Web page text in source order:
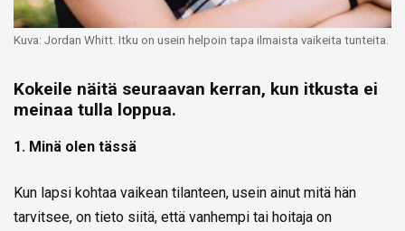
Kuva: Jordan Whitt. Itku on usein helpoin tapa ilmaista vaikeita tunteita.
Kokeile näitä seuraavan kerran, kun itkusta ei
meinaa tulla loppua.
1. Minä olen tässä
Kun lapsi kohtaa vaikean tilanteen, usein ainut mitä hän
tarvitsee, on tieto siitä, että vanhempi tai hoitaja on